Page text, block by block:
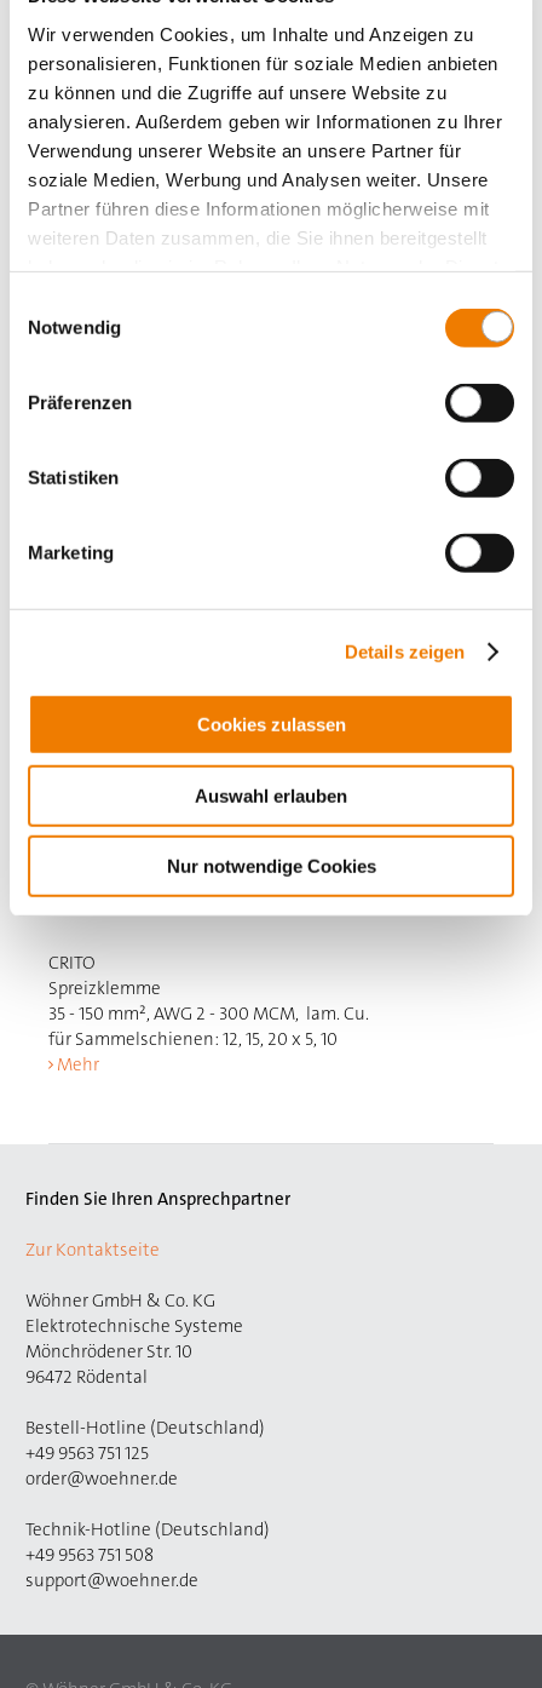
Wir verwenden Cookies, um Inhalte und Anzeigen zu
personalisieren, Funktionen für soziale Medien anbieten
zu können und die Zugriffe auf unsere Website zu
analysieren. Außerdem geben wir Informationen zu Ihrer
Verwendung unserer Website an unsere Partner für
soziale Medien, Werbung und Analysen weiter. Unsere
Partner führen diese Informationen möglicherweise mit
weiteren Daten zusammen, die Sie ihnen bereitgestellt
Notwendig
Präferenzen
Statistiken
Marketing
Details zeigen
Cookies zulassen
Auswahl erlauben
Nur notwendige Cookies
Profilklemmen
Schraubanschlüsse, aufsteckbar
Plattenklemmen
Schienenlängsverbindungen
Halter für zylindrische Sicherungen nach IEC / EN
Adapter
System 60Classic, 5-polig
Zentraleinspeisung
Panel Schaltgeräte
Value Added Services
01135000
CRITO
Spreizklemme
35 - 150 mm², AWG 2 - 300 MCM, lam. Cu.
für Sammelschienen: 12, 15, 20 x 5, 10
Mehr
Finden Sie Ihren Ansprechpartner
Zur Kontaktseite
Wöhner GmbH & Co. KG
Elektrotechnische Systeme
Mönchrödener Str. 10
96472 Rödental
Bestell-Hotline (Deutschland)
+49 9563 751 125
order@woehner.de
Technik-Hotline (Deutschland)
+49 9563 751 508
support@woehner.de